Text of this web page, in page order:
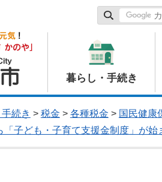
暮らし・手続き
続き > 税金 > 各種税金 > 国民健康
「子ども・子育て支援金制度」が始